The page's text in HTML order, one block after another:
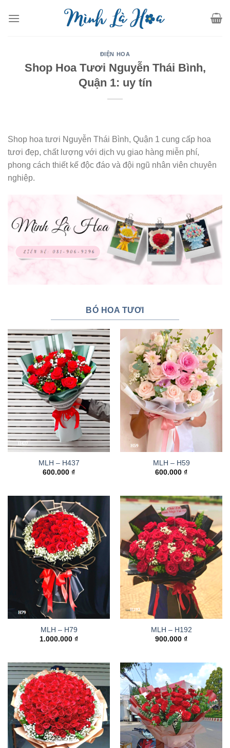
ĐIỆN HOA
Shop Hoa Tươi Nguyễn Thái Bình,
Quận 1: uy tín
Shop hoa tươi Nguyễn Thái Bình, Quận 1 cung cấp hoa
tươi đẹp, chất lượng với dịch vụ giao hàng miễn phí,
phong cách thiết kế độc đáo và đội ngũ nhân viên chuyên
nghiệp.
BÓ HOA TƯƠI
MLH – H437
600.000 ₫
MLH – H59
600.000 ₫
MLH – H79
1.000.000 ₫
MLH – H192
900.000 ₫